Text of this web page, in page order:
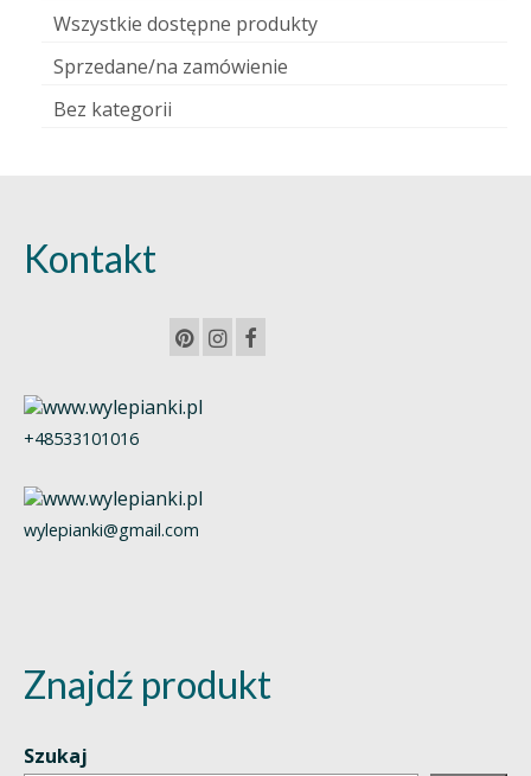
Wszystkie dostępne produkty
Sprzedane/na zamówienie
Bez kategorii
Kontakt
+48533101016
wylepianki@gmail.com
Znajdź produkt
Szukaj